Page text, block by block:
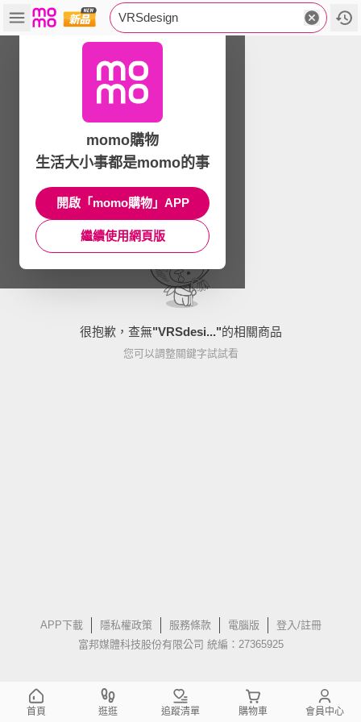
VRSdesign
很抱歉，查無"VRSdesi..."的相關商品
您可以調整關鍵字試試看
APP下載 隱私權政策 服務條款 電腦版
登入/註冊
富邦媒體科技股份有限公司 統編：27365925
momo購物
生活大小事都是momo的事
開啟「momo購物」APP
繼續使用網頁版
首頁 逛逛 追蹤清單 購物車 會員中心